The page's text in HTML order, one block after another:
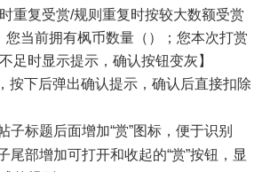
重复受赏/规则重复时按较大数额受赏
您当前拥有枫币数量（）；您本次打赏
足时显示提示，确认按钮变灰】
按下后弹出确认提示，确认后直接扣除
子标题后面增加“赏”图标，便于识别
尾部增加可打开和收起的“赏”按钮，显